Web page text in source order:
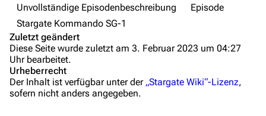
Wiki-Diskussion
Anfragen
Administrations-Übersicht
Löschantrag
Vandalismus melden
Unvollständige Episodenbeschreibung
Episode
Stargate Kommando SG-1
Zuletzt geändert
Diese Seite wurde zuletzt am 3. Februar 2023 um 04:27
Uhr bearbeitet.
Urheberrecht
Der Inhalt ist verfügbar unter der „Stargate Wiki“-Lizenz,
sofern nicht anders angegeben.